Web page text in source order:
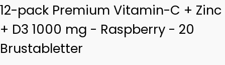
12-pack Premium Vitamin-C + Zinc
+ D3 1000 mg - Raspberry - 20
Brustabletter